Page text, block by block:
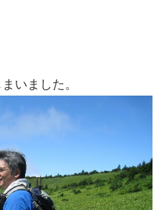
いました。